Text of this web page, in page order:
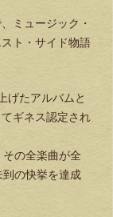
ミュージック・
ト・サイド物語
げたアルバムと
ギネス認定され
の全楽曲が全
の快挙を達成